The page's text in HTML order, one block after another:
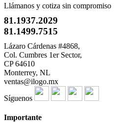
Llámanos y cotiza sin compromiso
81.1937.2029
81.1499.7515
Lázaro Cárdenas #4868,
Col. Cumbres 1er Sector,
CP 64610
Monterrey, NL
ventas@ilogo.mx
Síguenos
Importante